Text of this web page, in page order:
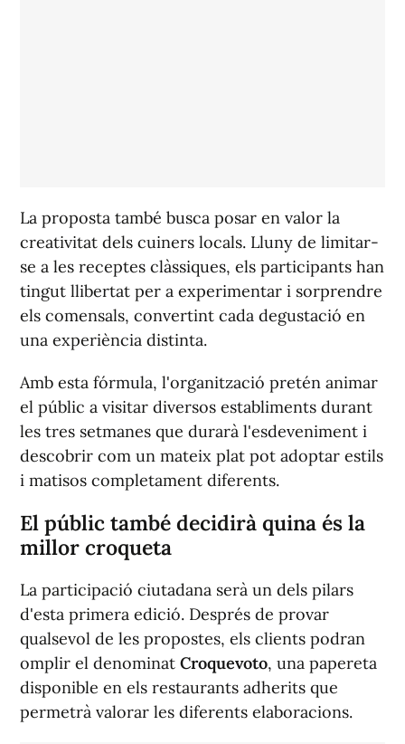
La proposta també busca posar en valor la
creativitat dels cuiners locals. Lluny de limitar-
se a les receptes clàssiques, els participants han
tingut llibertat per a experimentar i sorprendre
els comensals, convertint cada degustació en
una experiència distinta.
Amb esta fórmula, l'organització pretén animar
el públic a visitar diversos establiments durant
les tres setmanes que durarà l'esdeveniment i
descobrir com un mateix plat pot adoptar estils
i matisos completament diferents.
El públic també decidirà quina és la
millor croqueta
La participació ciutadana serà un dels pilars
d'esta primera edició. Després de provar
qualsevol de les propostes, els clients podran
omplir el denominat Croquevoto, una papereta
disponible en els restaurants adherits que
permetrà valorar les diferents elaboracions.